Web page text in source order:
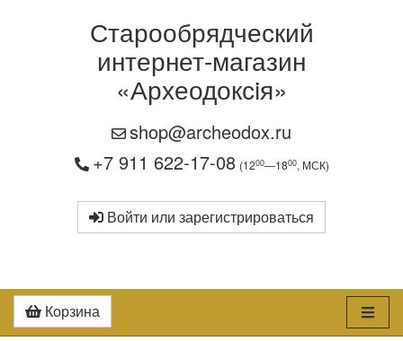
Старообрядческий
интернет-магазин
«Археодоксiя»
shop@archeodox.ru
+7 911 622-17-08 (1200—1800, МСК)
Войти или зарегистрироваться
Корзина